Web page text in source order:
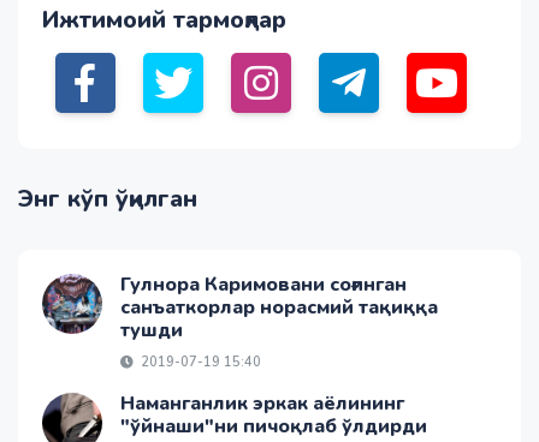
Ижтимоий тармоқлар
Энг кўп ўқилган
Гулнора Каримовани соғинган
санъаткорлар норасмий тақиққа
тушди
2019-07-19 15:40
Наманганлик эркак аёлининг
"ўйнаши"ни пичоқлаб ўлдирди